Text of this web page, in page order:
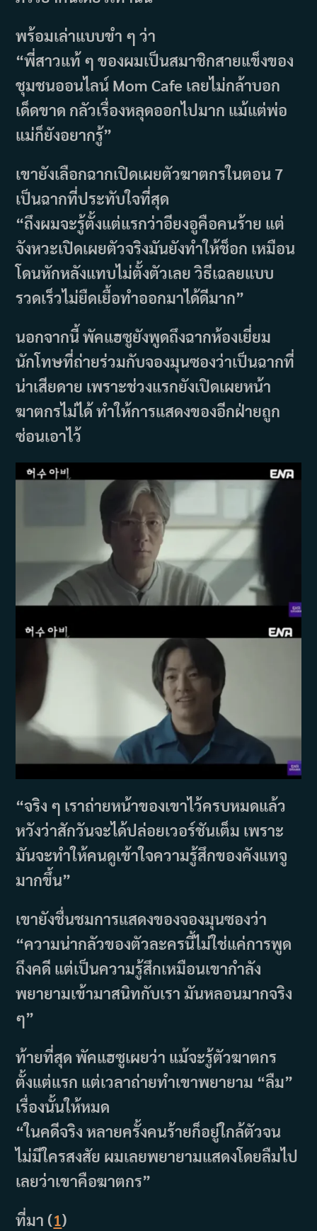
พร้อมเล่าแบบขำ ๆ ว่า
“พี่สาวแท้ ๆ ของผมเป็นสมาชิกสายแข็งของ
ชุมชนออนไลน์ Mom Cafe เลยไม่กล้าบอก
เด็ดขาด กลัวเรื่องหลุดออกไปมาก แม้แต่พ่อ
แม่ก็ยังอยากรู้”
เขายังเลือกฉากเปิดเผยตัวฆาตกรในตอน 7
เป็นฉากที่ประทับใจที่สุด
“ถึงผมจะรู้ตั้งแต่แรกว่าอียงอูคือคนร้าย แต่
จังหวะเปิดเผยตัวจริงมันยังทำให้ช็อก เหมือน
โดนหักหลังแทบไม่ตั้งตัวเลย วิธีเฉลยแบบ
รวดเร็วไม่ยืดเยื้อทำออกมาได้ดีมาก”
นอกจากนี้ พัคแฮซูยังพูดถึงฉากห้องเยี่ยม
นักโทษที่ถ่ายร่วมกับจองมุนซองว่าเป็นฉากที่
น่าเสียดาย เพราะช่วงแรกยังเปิดเผยหน้า
ฆาตกรไม่ได้ ทำให้การแสดงของอีกฝ่ายถูก
ซ่อนเอาไว้
“จริง ๆ เราถ่ายหน้าของเขาไว้ครบหมดแล้ว
หวังว่าสักวันจะได้ปล่อยเวอร์ชันเต็ม เพราะ
มันจะทำให้คนดูเข้าใจความรู้สึกของคังแทจู
มากขึ้น”
เขายังชื่นชมการแสดงของจองมุนซองว่า
“ความน่ากลัวของตัวละครนี้ไม่ใช่แค่การพูด
ถึงคดี แต่เป็นความรู้สึกเหมือนเขากำลัง
พยายามเข้ามาสนิทกับเรา มันหลอนมากจริง
ๆ”
ท้ายที่สุด พัคแฮซูเผยว่า แม้จะรู้ตัวฆาตกร
ตั้งแต่แรก แต่เวลาถ่ายทำเขาพยายาม “ลืม”
เรื่องนั้นให้หมด
“ในคดีจริง หลายครั้งคนร้ายก็อยู่ใกล้ตัวจน
ไม่มีใครสงสัย ผมเลยพยายามแสดงโดยลืมไป
เลยว่าเขาคือฆาตกร”
ที่มา (1)